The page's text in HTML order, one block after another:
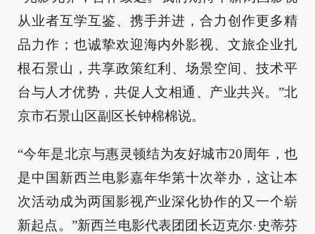
从业者互学互鉴、携手并进，合力创作更多精
品力作；也诚挚欢迎海内外影视、文旅企业扎
根石景山，共享政策红利、场景空间、技术平
台与人才优势，共促人文相通、产业共兴。”北
京市石景山区副区长钟棉棉说。
“今年是北京与惠灵顿结为友好城市20周年，也
是中国新西兰电影嘉年华第十次举办，这让本
次活动成为两国影视产业深化协作的又一个崭
新起点。”新西兰电影代表团团长迈克尔·史蒂芬